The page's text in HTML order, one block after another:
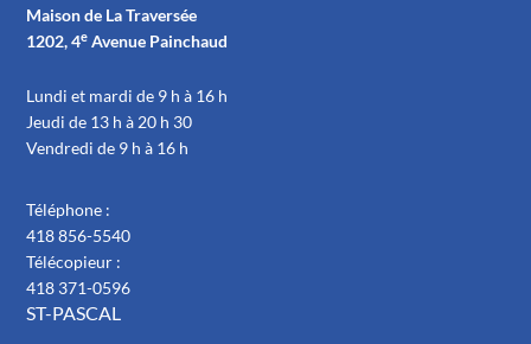
Maison de La Traversée
1202, 4e Avenue Painchaud
Lundi et mardi de 9 h à 16 h
Jeudi de 13 h à 20 h 30
Vendredi de 9 h à 16 h
Téléphone :
418 856-5540
Télécopieur :
418 371-0596
ST-PASCAL